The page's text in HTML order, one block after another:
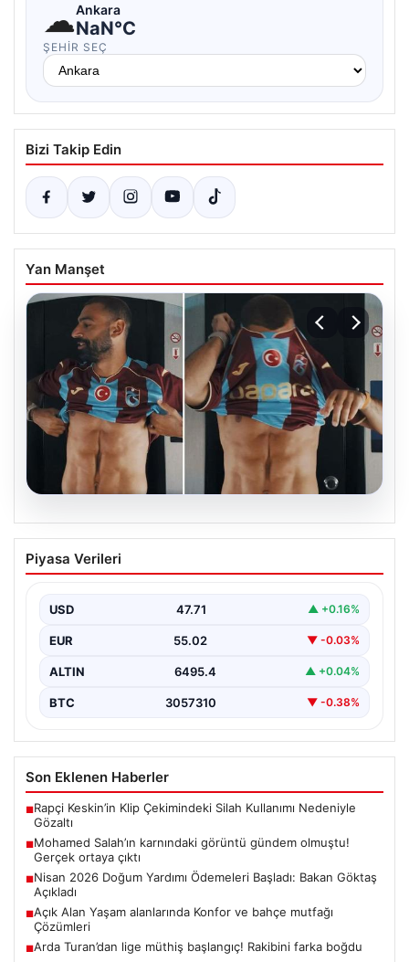
☁Ankara
NaN°C
ŞEHIR SEÇ
Bizi Takip Edin
Yan Manşet
Mohamed Salah’ın karnındaki görüntü
gündem olmuştu! Gerçek ortaya çıktı
Piyasa Verileri
USD 47.71 ▲ +0.16%
EUR 55.02 ▼ -0.03%
ALTIN 6495.4 ▲ +0.04%
BTC 3057310 ▼ -0.38%
Son Eklenen Haberler
■Rapçi Keskin’in Klip Çekimindeki Silah Kullanımı Nedeniyle
Gözaltı
■Mohamed Salah’ın karnındaki görüntü gündem olmuştu!
Gerçek ortaya çıktı
■Nisan 2026 Doğum Yardımı Ödemeleri Başladı: Bakan Göktaş
Açıkladı
■Açık Alan Yaşam alanlarında Konfor ve bahçe mutfağı
Çözümleri
■Arda Turan’dan lige müthiş başlangıç! Rakibini farka boğdu